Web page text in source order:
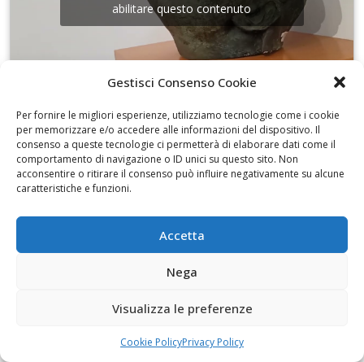
Gestisci Consenso Cookie
Per fornire le migliori esperienze, utilizziamo tecnologie come i cookie
per memorizzare e/o accedere alle informazioni del dispositivo. Il
consenso a queste tecnologie ci permetterà di elaborare dati come il
comportamento di navigazione o ID unici su questo sito. Non
acconsentire o ritirare il consenso può influire negativamente su alcune
caratteristiche e funzioni.
Accetta
Nega
Visualizza le preferenze
Cookie PolicyPrivacy Policy
abilitare questo contenuto
I disegni di Martinez
Fai clic per accettare i cookie marketing e